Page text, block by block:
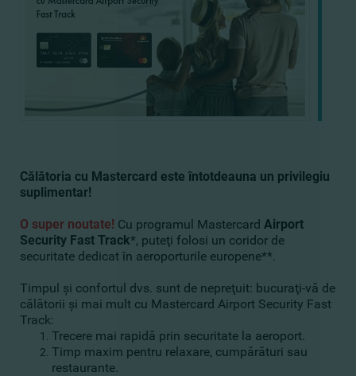
Călătoria cu Mastercard este întotdeauna un privilegiu
suplimentar!
O super noutate! Cu programul Mastercard Airport
Security Fast Track*, puteţi folosi un coridor de
securitate dedicat în aeroporturile europene**.
Timpul şi confortul dvs. sunt de nepreţuit: bucuraţi-vă de
călătorii şi mai mult cu Mastercard Airport Security Fast
Track:
Trecere mai rapidă prin securitate la aeroport.
Timp maxim pentru relaxare, cumpărături sau
restaurante.